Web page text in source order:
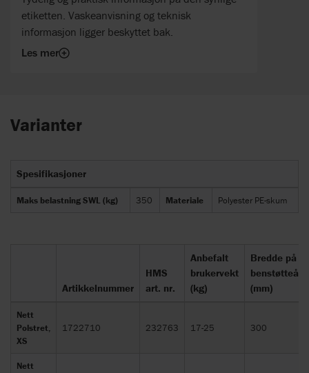
etiketten. Vaskeanvisning og teknisk
informasjon ligger beskyttet bak.
Les mer
Varianter
Spesifikasjoner
Maks belastning SWL (kg) 350 Materiale Polyester PE-skum
Artikkelnummer
HMS
art. nr.
Anbefalt
brukervekt
(kg)
Bredde på
(mm)
Nett
Polstret,
XS
1722710 232763 17-25 300
Nett